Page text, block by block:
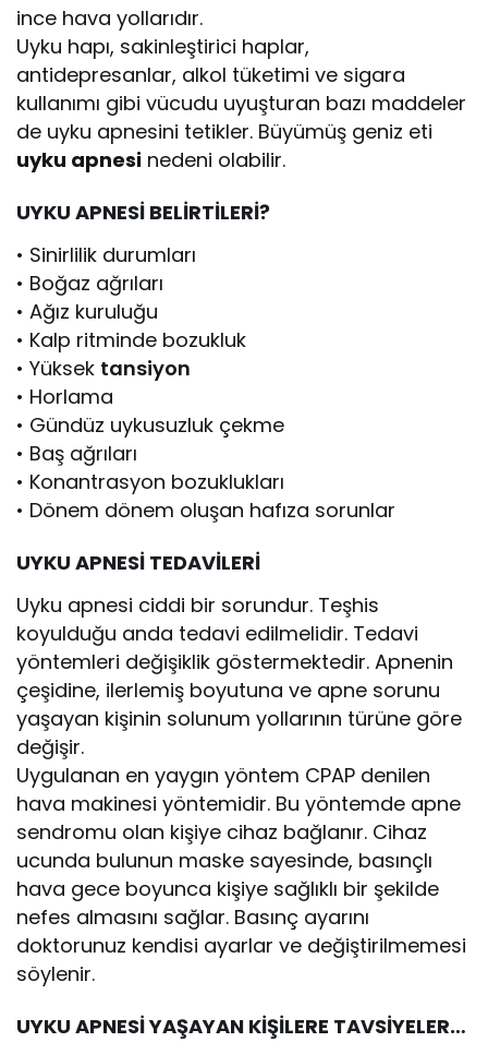
ince hava yollarıdır.
Uyku hapı, sakinleştirici haplar,
antidepresanlar, alkol tüketimi ve sigara
kullanımı gibi vücudu uyuşturan bazı maddeler
de uyku apnesini tetikler. Büyümüş geniz eti
uyku apnesi nedeni olabilir.
UYKU APNESİ BELİRTİLERİ?
• Sinirlilik durumları
• Boğaz ağrıları
• Ağız kuruluğu
• Kalp ritminde bozukluk
• Yüksek tansiyon
• Horlama
• Gündüz uykusuzluk çekme
• Baş ağrıları
• Konantrasyon bozuklukları
• Dönem dönem oluşan hafıza sorunlar
UYKU APNESİ TEDAVİLERİ
Uyku apnesi ciddi bir sorundur. Teşhis
koyulduğu anda tedavi edilmelidir. Tedavi
yöntemleri değişiklik göstermektedir. Apnenin
çeşidine, ilerlemiş boyutuna ve apne sorunu
yaşayan kişinin solunum yollarının türüne göre
değişir.
Uygulanan en yaygın yöntem CPAP denilen
hava makinesi yöntemidir. Bu yöntemde apne
sendromu olan kişiye cihaz bağlanır. Cihaz
ucunda bulunun maske sayesinde, basınçlı
hava gece boyunca kişiye sağlıklı bir şekilde
nefes almasını sağlar. Basınç ayarını
doktorunuz kendisi ayarlar ve değiştirilmemesi
söylenir.
UYKU APNESİ YAŞAYAN KİŞİLERE TAVSİYELER…